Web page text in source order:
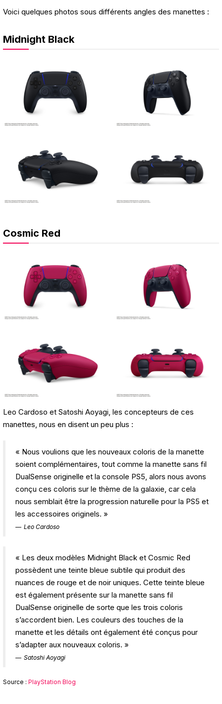
Voici quelques photos sous différents angles des manettes :
Midnight Black
Cosmic Red
Leo Cardoso et Satoshi Aoyagi, les concepteurs de ces
manettes, nous en disent un peu plus :
« Nous voulions que les nouveaux coloris de la manette
soient complémentaires, tout comme la manette sans fil
DualSense originelle et la console PS5, alors nous avons
conçu ces coloris sur le thème de la galaxie, car cela
nous semblait être la progression naturelle pour la PS5 et
les accessoires originels. »
Leo Cardoso
« Les deux modèles Midnight Black et Cosmic Red
possèdent une teinte bleue subtile qui produit des
nuances de rouge et de noir uniques. Cette teinte bleue
est également présente sur la manette sans fil
DualSense originelle de sorte que les trois coloris
s’accordent bien. Les couleurs des touches de la
manette et les détails ont également été conçus pour
s’adapter aux nouveaux coloris. »
Satoshi Aoyagi
Source : PlayStation Blog